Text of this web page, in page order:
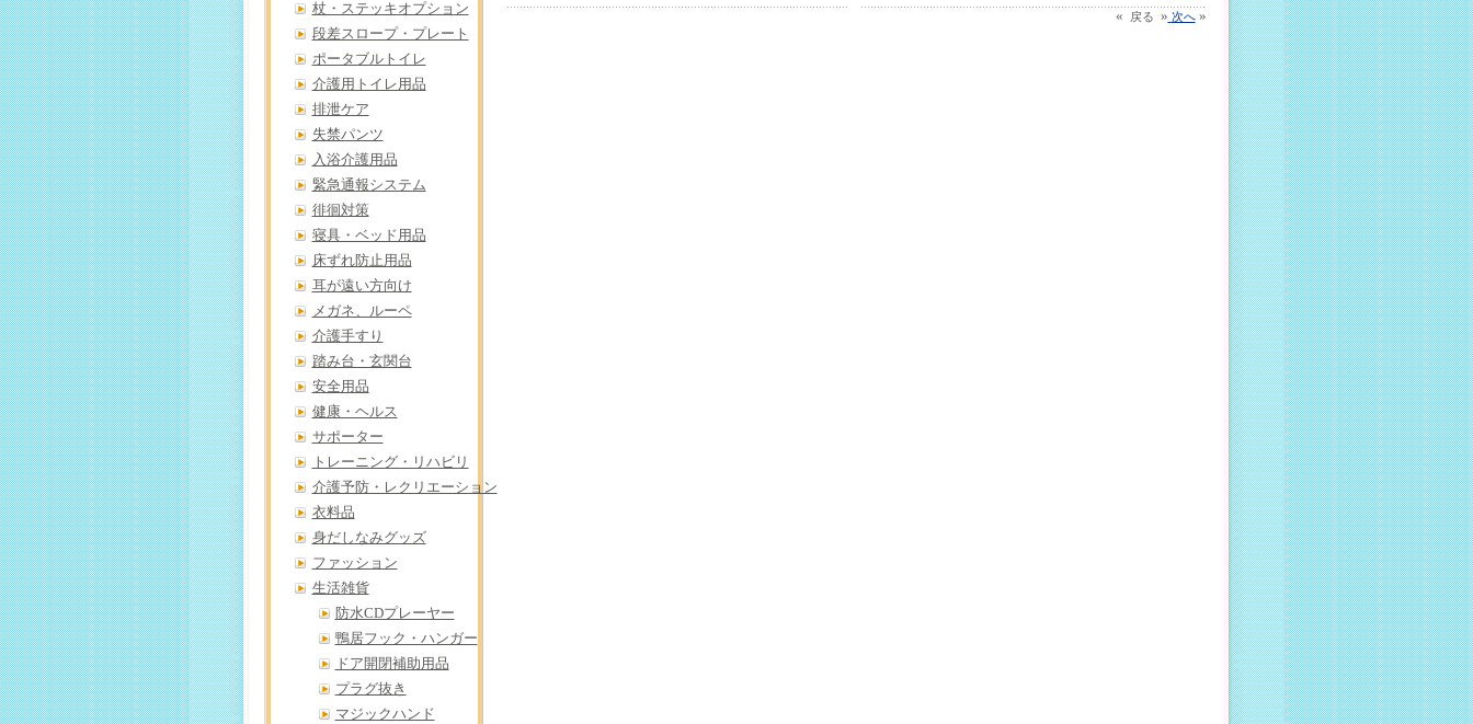
«
戻る » 次へ»
杖・ステッキオプション
段差スロープ・プレート
ポータブルトイレ
介護用トイレ用品
排泄ケア
失禁パンツ
入浴介護用品
緊急通報システム
徘徊対策
寝具・ベッド用品
床ずれ防止用品
耳が遠い方向け
メガネ、ルーペ
介護手すり
踏み台・玄関台
安全用品
健康・ヘルス
サポーター
トレーニング・リハビリ
介護予防・レクリエーション
衣料品
身だしなみグッズ
ファッション
生活雑貨
防水CDプレーヤー
鴨居フック・ハンガー
ドア開閉補助用品
プラグ抜き
マジックハンド